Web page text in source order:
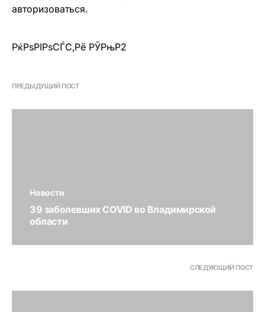
авторизоваться.
РќРѕРІРѕСЃС‚Рё РЎРњР2
ПРЕДЫДУЩИЙ ПОСТ
Новости
39 заболевших COVID во Владимирской
области
СЛЕДУЮЩИЙ ПОСТ